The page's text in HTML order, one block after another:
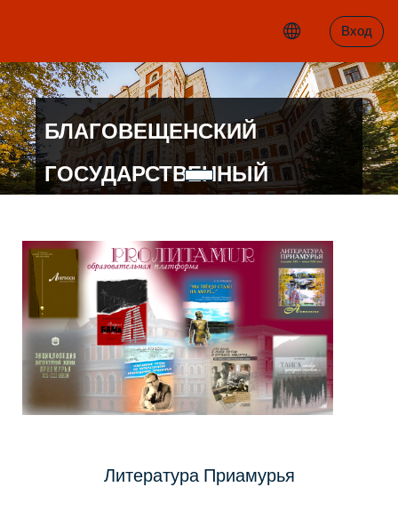
Вход
БЛАГОВЕЩЕНСКИЙ
ГОСУДАРСТВЕННЫЙ
УНИВЕРСИТЕТ
КАФЕДРА РУССКОГО ЯЗЫКА И
ЛИТЕРАТУРЫ
Литература Приамурья